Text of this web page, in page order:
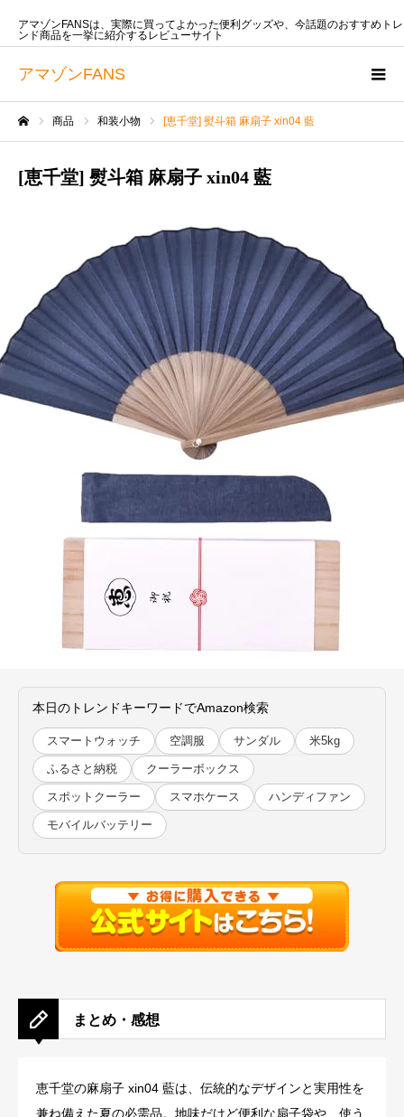
アマゾンFANS
アマゾンFANSは、実際に買ってよかった便利グッズや、今話題のおすすめトレ
ンド商品を一挙に紹介するレビューサイト
商品 和装小物 [恵千堂] 熨斗箱 麻扇子 xin04 藍
[恵千堂] 熨斗箱 麻扇子 xin04 藍
本日のトレンドキーワードでAmazon検索
スマートウォッチ 空調服 サンダル 米5kg
ふるさと納税 クーラーボックス
スポットクーラー スマホケース ハンディファン
モバイルバッテリー
まとめ・感想
恵千堂の麻扇子 xin04 藍は、伝統的なデザインと実用性を
兼ね備えた夏の必需品。地味だけど便利な扇子袋や、使う